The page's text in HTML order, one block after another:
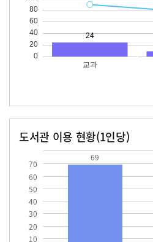
도서관 이용 현황(1인당)
10
20
30
40
50
60
70
69